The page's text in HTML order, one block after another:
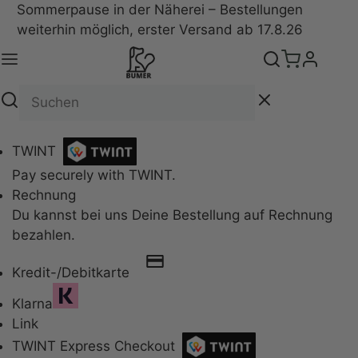
Sommerpause in der Näherei – Bestellungen
weiterhin möglich, erster Versand ab 17.8.26
TWINT
Pay securely with TWINT.
Rechnung
Du kannst bei uns Deine Bestellung auf Rechnung
bezahlen.
Kredit-/Debitkarte
Klarna
Link
TWINT Express Checkout